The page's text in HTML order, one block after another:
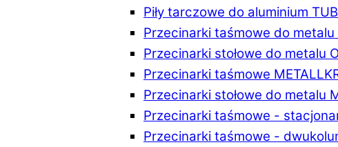
Piły tarczowe do aluminium
Przecinarki taśmowe do
Przecinarki stołowe do metalu
Przecinarki taśmowe
Przecinarki stołowe do metalu
Przecinarki taśmowe -
Przecinarki taśmowe -